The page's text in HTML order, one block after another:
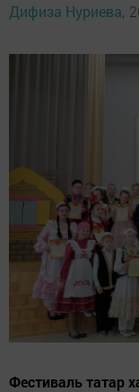
Дифиза Нуриева,
Фестиваль татар